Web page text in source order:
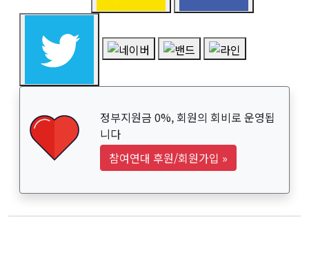
정부지원금 0%, 회원의 회비로 운영됩
니다
참여연대 후원/회원가입 »